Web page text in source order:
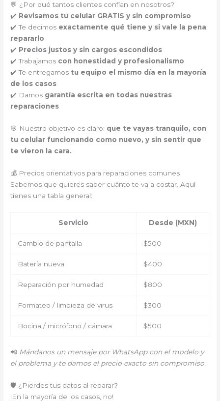
💬 ¿Por qué tantos clientes confían en nosotros?
✔️ Revisamos tu celular GRATIS y sin compromiso
✔️ Te decimos exactamente qué tiene y si vale la pena
repararlo
✔️ Precios justos y sin cargos escondidos
✔️ Trabajamos con honestidad y profesionalismo
✔️ Te entregamos tu equipo el mismo día en la mayoría
de los casos
✔️ Damos garantía escrita en todas nuestras
reparaciones
🎯 Nuestro objetivo es claro: que te vayas tranquilo, con
tu celular funcionando como nuevo, y sin sentir que
te vieron la cara.
💰 Precios orientativos para reparaciones comunes
Sabemos que quieres saber cuánto te va a costar. Aquí
tienes una tabla general:
Servicio Desde (MXN)
Cambio de pantalla $500
Batería nueva $400
Reparación por humedad $800
Formateo / limpieza de virus $300
Bocina / micrófono / cámara $500
📲 Mándanos un mensaje por WhatsApp con el modelo y
el problema y te damos el precio exacto sin compromiso.
🛡️ ¿Pierdes tus datos al reparar?
¡En la mayoría de los casos, no!